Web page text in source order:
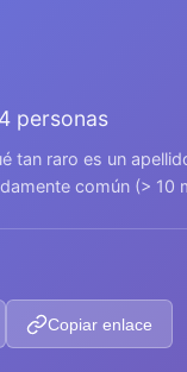
personas
tan raro es un
común (> 10
Copiar enlace